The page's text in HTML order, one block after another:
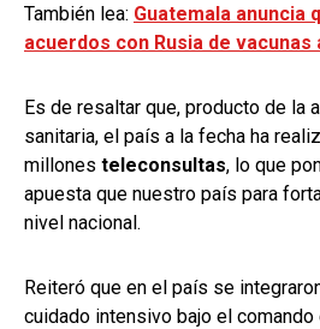
También lea: Guatemala anuncia
acuerdos con Rusia de vacunas
Es de resaltar que, producto de la
sanitaria, el país a la fecha ha
millones teleconsultas, lo que
apuesta que nuestro país para
nivel nacional.
Reiteró que en el país se
cuidado intensivo bajo el